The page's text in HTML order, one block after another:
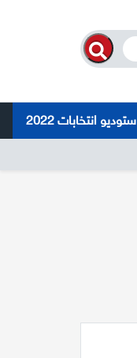
ستوديو انتخابات 2022